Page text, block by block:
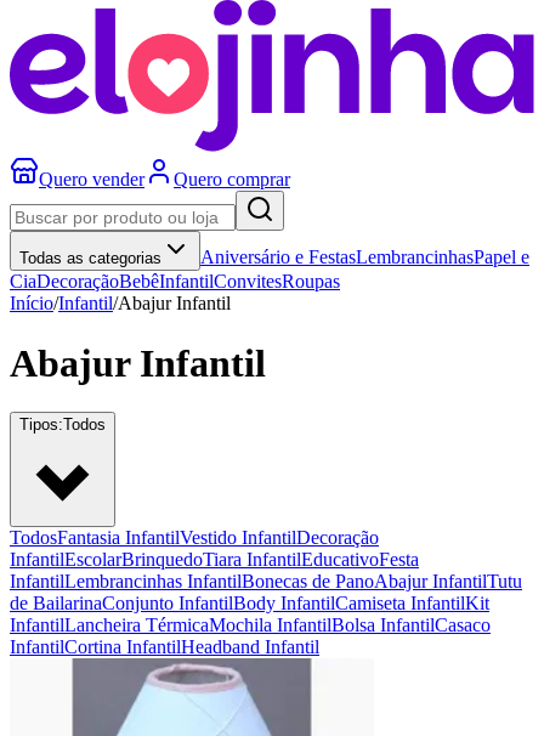
Quero vender Quero comprar
Todas as categorias Aniversário e FestasLembrancinhasPapel e
CiaDecoraçãoBebêInfantilConvitesRoupas
Início/Infantil/Abajur Infantil
Abajur Infantil
Tipos:Todos
TodosFantasia InfantilVestido InfantilDecoração
InfantilEscolarBrinquedoTiara InfantilEducativoFesta
InfantilLembrancinhas InfantilBonecas de PanoAbajur InfantilTutu
de BailarinaConjunto InfantilBody InfantilCamiseta InfantilKit
InfantilLancheira TérmicaMochila InfantilBolsa InfantilCasaco
InfantilCortina InfantilHeadband Infantil